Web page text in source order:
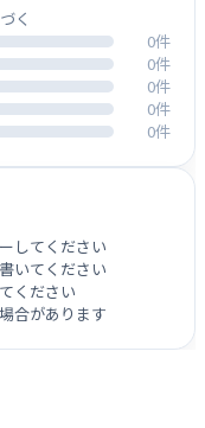
く
0件
0件
0件
0件
0件
してください
いてください
ください
合があります